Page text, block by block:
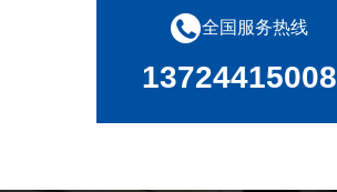
全国服务热线
13724415008